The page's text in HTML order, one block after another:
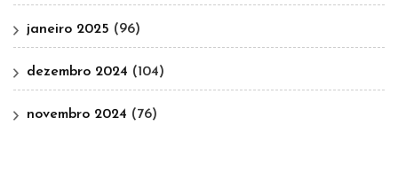
janeiro 2025 (96)
dezembro 2024 (104)
novembro 2024 (76)